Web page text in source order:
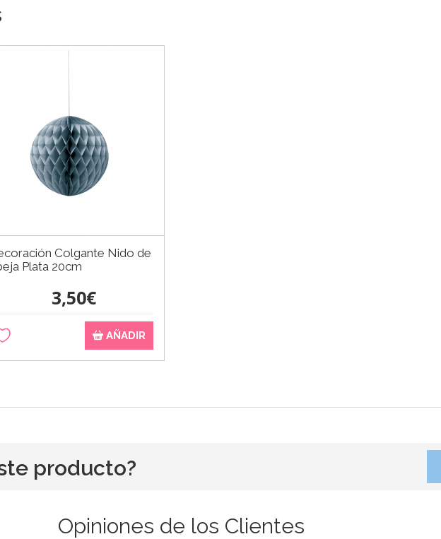
Colgante Nido de
Plata 20cm
3,50€
AÑADIR
producto?
Opiniones de los Clientes